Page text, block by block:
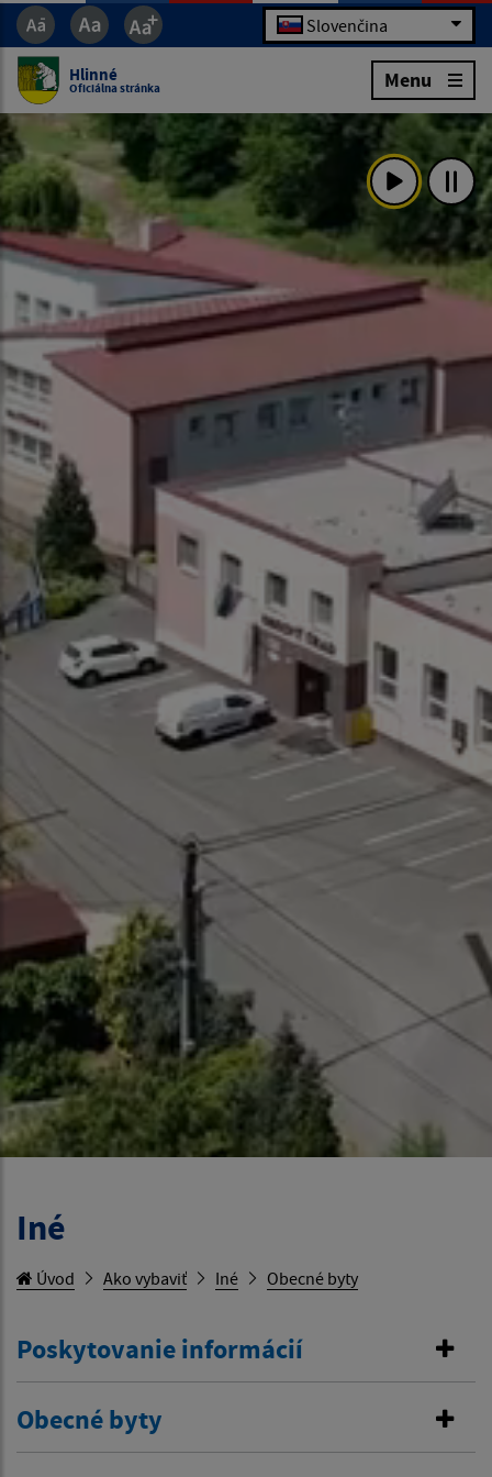
Slovenčina
Hlinné
Oficiálna stránka Menu
Iné
Úvod Ako vybaviť Iné Obecné byty
Poskytovanie informácií
Obecné byty